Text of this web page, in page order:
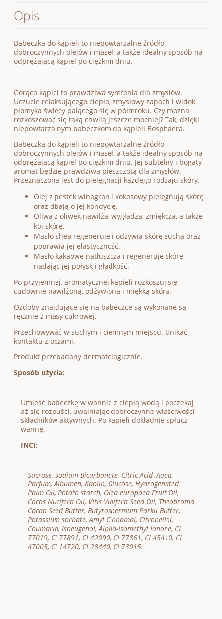
Opis
Babeczka do kąpieli to niepowtarzalne źródło
dobroczynnych olejów i maseł, a także idealny sposób na
odprężającą kąpiel po ciężkim dniu.
Gorąca kąpiel to prawdziwa symfonia dla zmysłów.
Uczucie relaksującego ciepła, zmysłowy zapach i widok
płomyka świecy palącego się w półmroku. Czy można
rozkoszować się taką chwilą jeszcze mocniej? Tak, dzięki
niepowtarzalnym babeczkom do kąpieli Bosphaera.
Babeczka do kąpieli to niepowtarzalne źródło
dobroczynnych olejów i maseł, a także idealny sposób na
odprężającą kąpiel po ciężkim dniu. Jej subtelny i bogaty
aromat będzie prawdziwą pieszczotą dla zmysłów.
Przeznaczona jest do pielęgnacji każdego rodzaju skóry.
Olej z pestek winogron i kokosowy pielęgnują skórę
oraz dbają o jej kondycję.
Oliwa z oliwek nawilża, wygładza, zmiękcza, a także
koi skórę.
Masło shea regeneruje i odżywia skórę suchą oraz
poprawia jej elastyczność.
Masło kakaowe natłuszcza i regeneruje skórę
nadając jej połysk i gładkość.
Po przyjemnej, aromatycznej kąpieli rozkoszuj się
cudownie nawilżoną, odżywioną i miękką skórą.
Ozdoby znajdujące się na babeczce są wykonane są
ręcznie z masy cukrowej.
Przechowywać w suchym i ciemnym miejscu. Unikać
kontaktu z oczami.
Produkt przebadany dermatologicznie.
Sposób użycia:
Umieść babeczkę w wannie z ciepłą wodą i poczekaj
aż się rozpuści, uwalniając dobroczynne właściwości
składników aktywnych. Po kąpieli dokładnie spłucz
wannę.
INCI:
Sucrose, Sodium Bicarbonate, Citric Acid, Aqua,
Parfum, Albumen, Kaolin, Glucose, Hydrogenated
Palm Oil, Potato starch, Olea europaea Fruit Oil,
Cocos Nucifera Oil, Vitis Vinifera Seed Oil, Theobroma
Cacao Seed Butter, Butyrospermum Parkii Butter,
Potassium sorbate, Amyl Cinnamal, Citronellol,
Coumarin, Isoeugenol, Alpha-Isomethyl Ionone, CI
77019, CI 77891, CI 42090, CI 77861, CI 45410, CI
47005, CI 14720, CI 28440, CI 73015.